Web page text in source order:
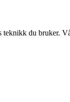
du bruker.